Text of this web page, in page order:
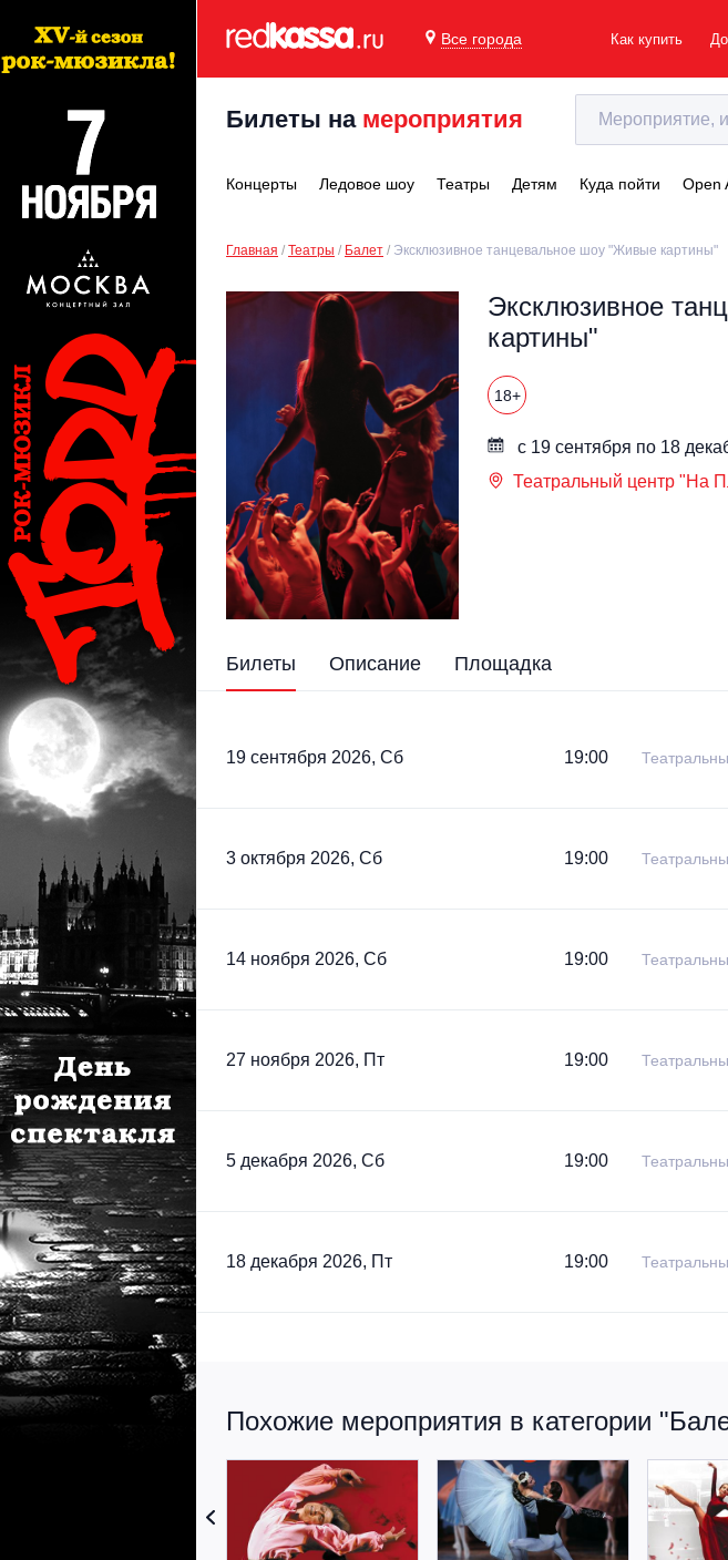
Все города Как купить
Билеты на мероприятия
Концерты Ледовое шоу Театры Детям Куда пойти Open
Главная Театры Балет Эксклюзивное танцевальное шоу "Живые картины"
Эксклюзивное
картины"
18+
с 19 сентября по 18
Театральный центр "На
Билеты Описание Площадка
19 сентября 2026, Сб 19:00
3 октября 2026, Сб 19:00
14 ноября 2026, Сб 19:00
27 ноября 2026, Пт 19:00
5 декабря 2026, Сб 19:00
18 декабря 2026, Пт 19:00
Похожие мероприятия в категории